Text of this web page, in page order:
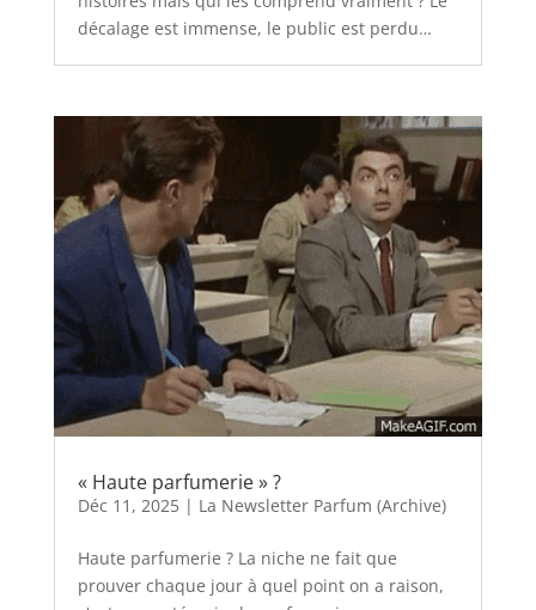
décalage est immense, le public est perdu…
« Haute parfumerie » ?
Déc 11, 2025| La Newsletter Parfum (Archive)
Haute parfumerie ? La niche ne fait que
prouver chaque jour à quel point on a raison,